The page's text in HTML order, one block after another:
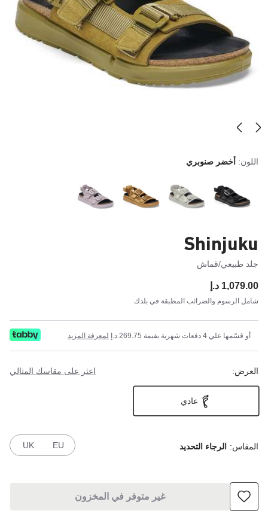
اللون: أخضر صنوبري
Shinjuku
جلد طبيعي/قماش
1,079.00 د.إ
شامل الرسوم والضرائب المطبقة في بلدك
أو قسّمها علي 4 دفعات شهرية بقيمة 269.75 د.إ لمعرفة المزيد
العرض: اعثر على مقاسك المثالي
عادي
المقاس: الرجاء التحديد EU
UK
غير متوفر في المخزون